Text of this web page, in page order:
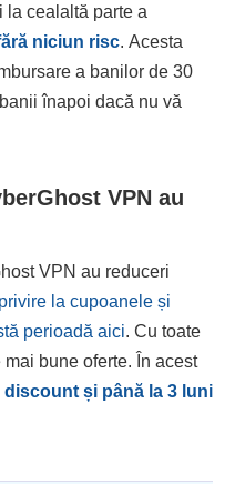
la cealaltă parte a
niciun risc. Acesta
a banilor de 30
înapoi dacă nu vă
VPN au
VPN au reduceri
la cupoanele și
perioadă aici. Cu toate
bune oferte. În acest
discount și până la 3 luni